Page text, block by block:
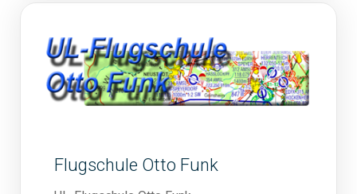
Flugschule Otto Funk